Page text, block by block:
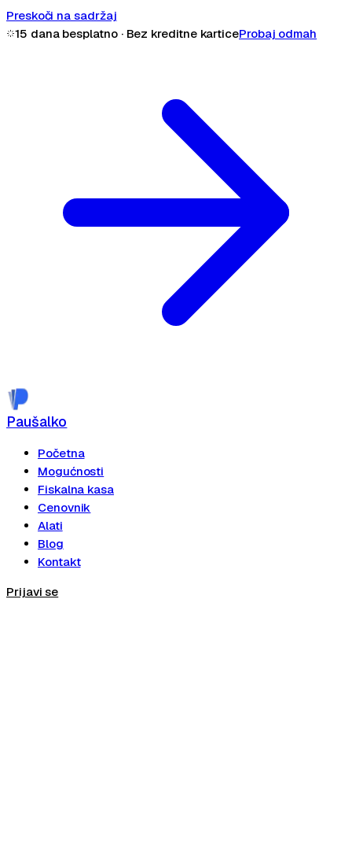
Preskoči na sadržaj
15 dana besplatno · Bez kreditne karticeProbaj odmah
Paušalko
Početna
Mogućnosti
Fiskalna kasa
Cenovnik
Alati
Blog
Kontakt
Prijavi se